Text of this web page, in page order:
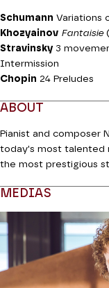
Schumann Variations
Khozyainov Fantaisie
Stravinsky 3
Intermission
Chopin 24 Preludes
ABOUT
Pianist and composer
today's most talented
the most prestigious
Coréalisation Les
MEDIAS